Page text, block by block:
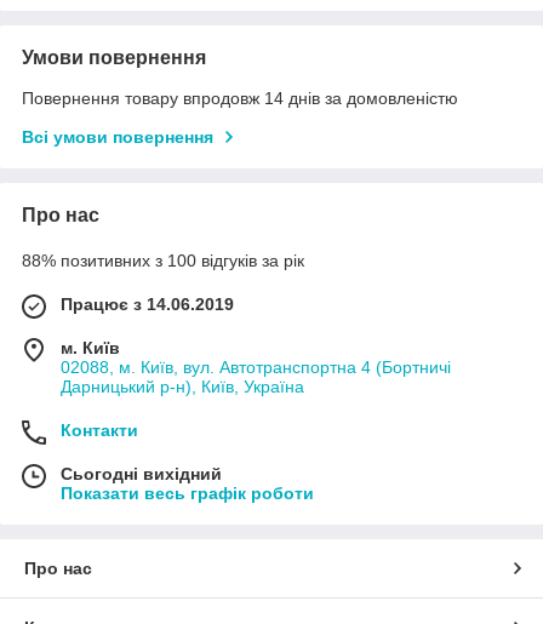
Умови повернення
Повернення товару впродовж 14 днів за домовленістю
Всі умови повернення
Про нас
88% позитивних з 100 відгуків за рік
Працює з 14.06.2019
м. Київ
02088, м. Київ, вул. Автотранспортна 4 (Бортничі
Дарницький р-н), Київ, Україна
Контакти
Сьогодні вихідний
Показати весь графік роботи
Про нас